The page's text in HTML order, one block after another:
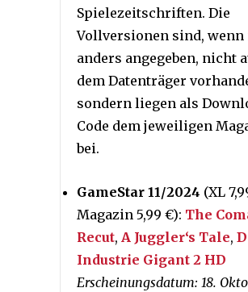
Spielezeitschriften. Die
Vollversionen sind,
anders angegeben, nicht
dem Datenträger
sondern liegen als
Code dem jeweiligen
bei.
GameStar 11/2024 (XL
Magazin 5,99 €): The
Recut, A Juggler‘s Tale,
Industrie Gigant 2 HD
Erscheinungsdatum: 18.